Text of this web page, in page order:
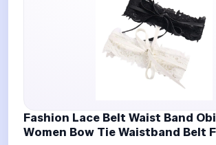
Fashion Lace Belt Waist Band
Women Bow Tie Waistband Belt